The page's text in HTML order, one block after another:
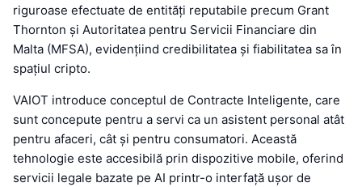
riguroase efectuate de entități reputabile precum Grant
Thornton și Autoritatea pentru Servicii Financiare din
Malta (MFSA), evidențiind credibilitatea și fiabilitatea sa în
spațiul cripto.
VAIOT introduce conceptul de Contracte Inteligente, care
sunt concepute pentru a servi ca un asistent personal atât
pentru afaceri, cât și pentru consumatori. Această
tehnologie este accesibilă prin dispozitive mobile, oferind
servicii legale bazate pe AI printr-o interfață ușor de